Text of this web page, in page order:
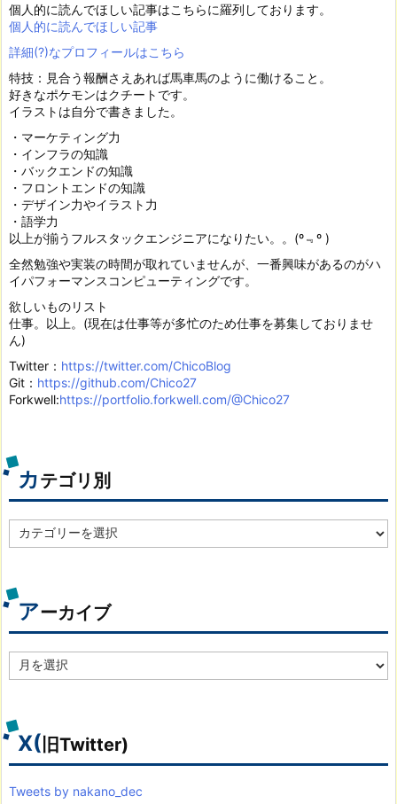
個人的に読んでほしい記事はこちらに羅列しております。
個人的に読んでほしい記事
詳細(?)なプロフィールはこちら
特技：見合う報酬さえあれば馬車馬のように働けること。
好きなポケモンはクチートです。
イラストは自分で書きました。
・マーケティング力
・インフラの知識
・バックエンドの知識
・フロントエンドの知識
・デザイン力やイラスト力
・語学力
以上が揃うフルスタックエンジニアになりたい。。(º﹃º )
全然勉強や実装の時間が取れていませんが、一番興味があるのがハ
イパフォーマンスコンピューティングです。
欲しいものリスト
仕事。以上。(現在は仕事等が多忙のため仕事を募集しておりませ
ん)
Twitter： https://twitter.com/ChicoBlog
Git： https://github.com/Chico27
Forkwell:https://portfolio.forkwell.com/@Chico27
カテゴリ別
テ
別
アーカイブ
ー
ブ
X( 旧Twitter)
Tweets by nakano_dec